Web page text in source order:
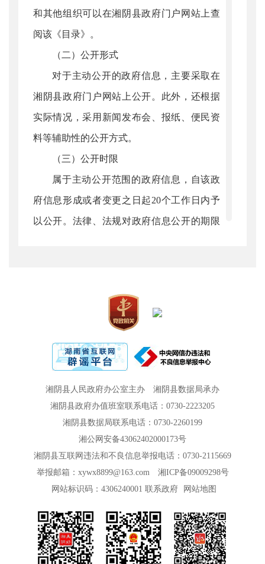
和其他组织可以在湘阴县政府门户网站上查
阅该《目录》。
（二）公开形式
对于主动公开的政府信息，主要采取在
湘阴县政府门户网站上公开。此外，还根据
实际情况，采用新闻发布会、报纸、便民资
料等辅助性的公开方式。
（三）公开时限
属于主动公开范围的政府信息，自该政
府信息形成或者变更之日起20个工作日内予
以公开。法律、法规对政府信息公开的期限
能、政策文件、规划计划、人事信息、资金
信息、工作动态、通知公告等7大类信息体系
进行编排。
二、依申请公开
公民、法人和其他组织需要本机关公开
《目录》以外的政府信息，可以向本机关申
请获取。本机关依申请提供信息时，根据掌
握该信息的实际状况进行提供，不对信息进
行加工、统计、研究、分析或者其他处理。
（一）受理机构
本机关信息公开申请受理机构：湘阴县
统计局政务公开领导小组办公室
办公地址：湘阴县人民政府大楼四楼425
湘阴县人民政府办公室主办
湘阴县数据局承办
湘阴县政府办值班室联系电话：0730-2223205
湘阴县数据局联系电话：0730-2260199
湘公网安备43062402000173号
湘阴县互联网违法和不良信息举报电话：0730-2115669
举报邮箱：xywx8899@163.com
湘ICP备09009298号
网站标识码：4306240001 联系政府 网站地图